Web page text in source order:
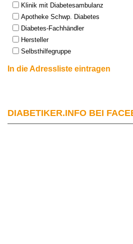
Klinik mit Diabetesambulanz
Apotheke Schwp. Diabetes
Diabetes-Fachhändler
Hersteller
Selbsthilfegruppe
In die Adressliste eintragen
DIABETIKER.INFO BEI